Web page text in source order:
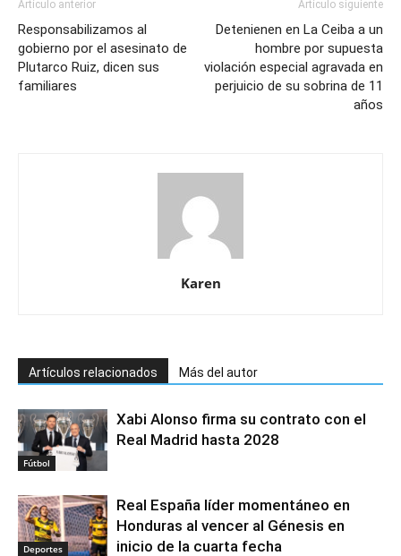
Artículo anterior
Responsabilizamos al
gobierno por el asesinato de
Plutarco Ruiz, dicen sus
familiares
Artículo siguiente
Detenienen en La Ceiba a un
hombre por supuesta
violación especial agravada en
perjuicio de su sobrina de 11
años
Karen
Artículos relacionados Más del autor
Fútbol
Xabi Alonso firma su contrato con el
Real Madrid hasta 2028
Deportes
Real España líder momentáneo en
Honduras al vencer al Génesis en
inicio de la cuarta fecha